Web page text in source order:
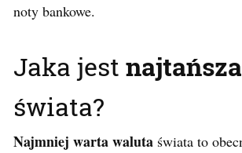
noty bankowe.
Jaka jest
świata?
Najmniej warta waluta świata to